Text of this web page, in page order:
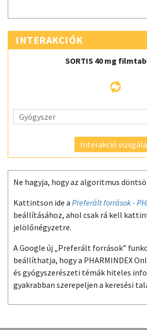
INTERAKCIÓK
SORTIS 40 mg
Interakció
Ne hagyja, hogy az algoritmus
Kattintson ide a Preferált források -
beállításához, ahol csak rá kell
jelölőnégyzetre.
A Google új „Preferált források”
beállíthatja, hogy a PHARMINDEX
és gyógyszerészeti témák hiteles
gyakrabban szerepeljen a keresési